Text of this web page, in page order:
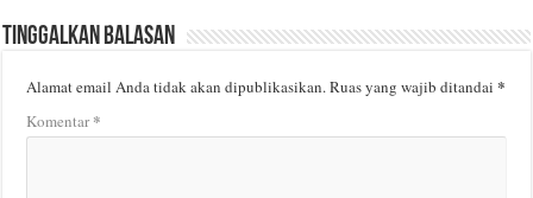
Tinggalkan Balasan
Alamat email Anda tidak akan dipublikasikan.Ruas yang wajib ditandai*
Komentar*